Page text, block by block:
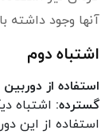
آنها وجود داشته
اشتباه دوم
استفاده از
گسترده: اشتباه
استفاده از این